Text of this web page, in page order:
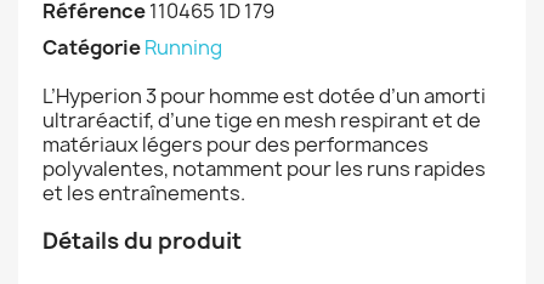
Référence110465 1D 179
CatégorieRunning
L’Hyperion 3 pour homme est dotée d’un amorti
ultraréactif, d’une tige en mesh respirant et de
matériaux légers pour des performances
polyvalentes, notamment pour les runs rapides
et les entraînements.
Détails du produit